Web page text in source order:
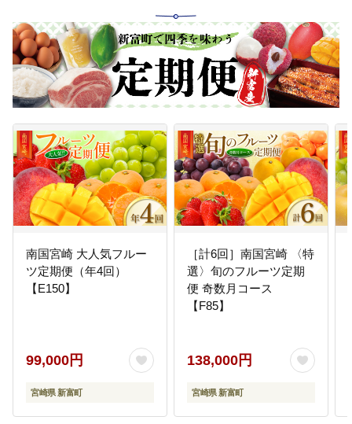
南国宮崎 大人気フルー
ツ定期便（年4回）
【E150】
99,000円
宮崎県 新富町
［計6回］南国宮崎 〈特
選〉旬のフルーツ定期
便 奇数月コース
【F85】
138,000円
宮崎県 新富町